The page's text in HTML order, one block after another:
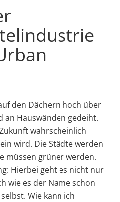
den Dächern hoch über
an Hauswänden gedeiht.
wahrscheinlich
wird. Die Städte werden
müssen grüner werden.
Hierbei geht es nicht nur
wie es der Name schon
Wie kann ich